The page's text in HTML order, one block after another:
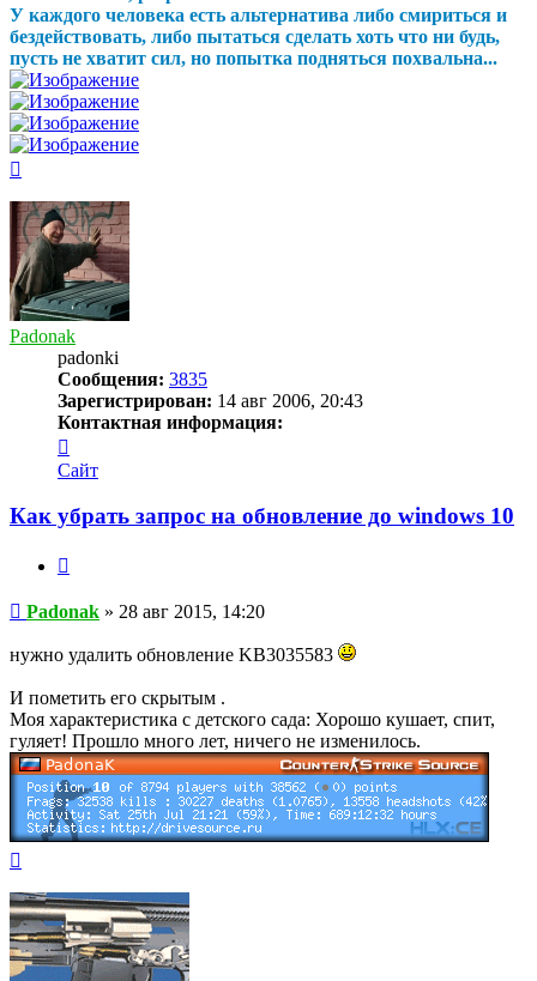
У каждого человека есть альтернатива либо смириться и
бездействовать, либо пытаться сделать хоть что ни будь,
пусть не хватит сил, но попытка подняться похвальна...
началу
Padonak
padonki
Сообщения: 3835
Зарегистрирован: 14 авг 2006, 20:43
Контактная информация:
информация
пользователя
Padonak
Сайт
Как убрать запрос на обновление до windows 10
Сообщение
Padonak » 28 авг 2015, 14:20
нужно удалить обновление KB3035583
И пометить его скрытым .
Моя характеристика с детского сада: Хорошо кушает, спит,
гуляет! Прошло много лет, ничего не изменилось.
началу